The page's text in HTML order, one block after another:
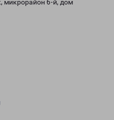
микрорайон 6-й, дом